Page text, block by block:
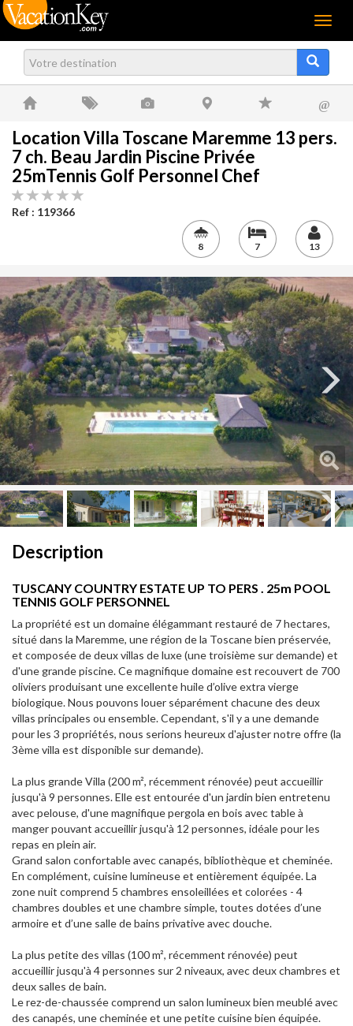
Menu
@
Location Villa Toscane Maremme 13 pers.
7 ch. Beau Jardin Piscine Privée
25mTennis Golf Personnel Chef
Ref : 119366
8 7 13
Next
Description
TUSCANY COUNTRY ESTATE UP TO PERS . 25m POOL
TENNIS GOLF PERSONNEL
La propriété est un domaine élégammant restauré de 7 hectares,
situé dans la Maremme, une région de la Toscane bien préservée,
et composée de deux villas de luxe (une troisième sur demande) et
d'une grande piscine. Ce magnifique domaine est recouvert de 700
oliviers produisant une excellente huile d’olive extra vierge
biologique. Nous pouvons louer séparément chacune des deux
villas principales ou ensemble. Cependant, s'il y a une demande
pour les 3 propriétés, nous serions heureux d'ajuster notre offre (la
3ème villa est disponible sur demande).
La plus grande Villa (200 m², récemment rénovée) peut accueillir
jusqu'à 9 personnes. Elle est entourée d'un jardin bien entretenu
avec pelouse, d'une magnifique pergola en bois avec table à
manger pouvant accueillir jusqu'à 12 personnes, idéale pour les
repas en plein air.
Grand salon confortable avec canapés, bibliothèque et cheminée.
En complément, cuisine lumineuse et entièrement équipée. La
zone nuit comprend 5 chambres ensoleillées et colorées - 4
chambres doubles et une chambre simple, toutes dotées d’une
armoire et d’une salle de bains privative avec douche.
La plus petite des villas (100 m², récemment rénovée) peut
accueillir jusqu'à 4 personnes sur 2 niveaux, avec deux chambres et
deux salles de bain.
Le rez-de-chaussée comprend un salon lumineux bien meublé avec
des canapés, une cheminée et une petite cuisine bien équipée.